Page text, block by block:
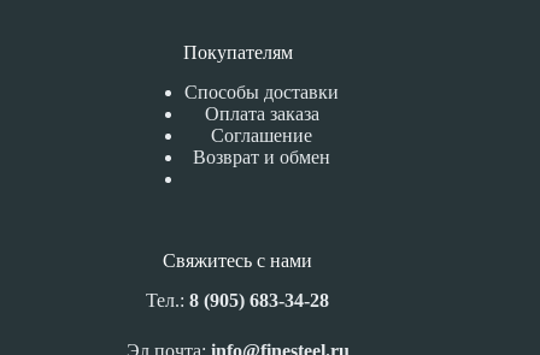
Покупателям
Способы доставки
Оплата заказа
Соглашение
Возврат и обмен
Свяжитесь с нами
Тел.:8 (905) 683-34-28
Эл.почта: info@finesteel.ru